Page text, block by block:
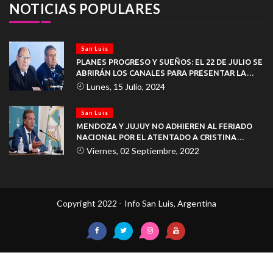
NOTICIAS POPULARES
San Luis
PLANES PROGRESO Y SUEÑOS: EL 22 DE JULIO SE
ABRIRÁN LOS CANALES PARA PRESENTAR LA
DOCUMENTACIÓN
Lunes, 15 Julio, 2024
San Luis
MENDOZA Y JUJUY NO ADHIEREN AL FERIADO
NACIONAL POR EL ATENTADO A CRISTINA
KIRCHNER
Viernes, 02 Septiembre, 2022
Copyright 2022 - Info San Luis, Argentina